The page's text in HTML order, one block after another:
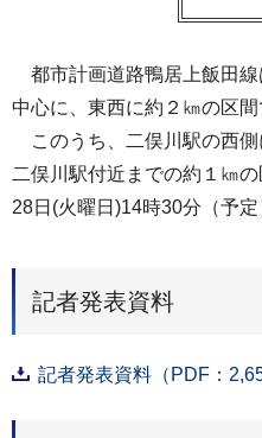
都市計画道路鴨居上飯田線
中心に、東西に約２㎞の区間
このうち、二俣川駅の西側
二俣川駅付近までの約１㎞
28日(火曜日)14時30分（予定
記者発表資料
記者発表資料（PDF：